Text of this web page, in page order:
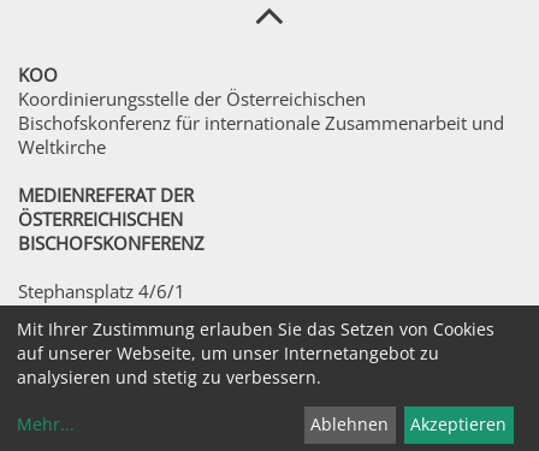
KOO
Koordinierungsstelle der Österreichischen
Bischofskonferenz für internationale Zusammenarbeit und
Weltkirche
MEDIENREFERAT DER
ÖSTERREICHISCHEN
BISCHOFSKONFERENZ
Stephansplatz 4/6/1
©2026 Medienreferat der Österreichischen
Bischofskonferenz. Alle Rechte vorbehalten.
Mit Ihrer Zustimmung erlauben Sie das Setzen von Cookies
auf unserer Webseite, um unser Internetangebot zu
analysieren und stetig zu verbessern.
Mehr... Ablehnen Akzeptieren